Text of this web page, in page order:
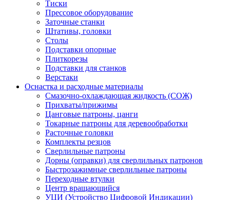
Тиски
Прессовое оборудование
Заточные станки
Штативы, головки
Столы
Подставки опорные
Плиткорезы
Подставки для станков
Верстаки
Оснастка и расходные материалы
Смазочно-охлаждающая жидкость (СОЖ)
Прихваты/прижимы
Цанговые патроны, цанги
Токарные патроны для деревообработки
Расточные головки
Комплекты резцов
Сверлильные патроны
Дорны (оправки) для сверлильных патронов
Быстрозажимные сверлильные патроны
Переходные втулки
Центр вращающийся
УЦИ (Устройство Цифровой Индикации)